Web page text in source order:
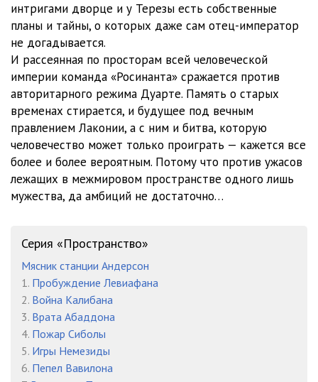
Гнев Тиамат - 21 Глава 20. Тереза 18:24
Гнев Тиамат - 22 Глава 21. Элви 21:19
Гнев Тиамат - 23 Глава 22. Тереза
Гнев Тиамат - 24 Глава 23. Наоми 20:52
Гнев Тиамат - 25 Глава 24. Бобби
Гнев Тиамат - 26 Интерлюдия. Танцующий медведь 19:19
Гнев Тиамат - 27 Глава 25. Наоми 20:28
Гнев Тиамат - 28 Глава 26. Элви
Гнев Тиамат - 30 Глава 28. Наоми
Гнев Тиамат - 31 Глава 29. Элви
Гнев Тиамат - 32 Глава 30. Бобби
Гнев Тиамат - 33 Глава 31. Тереза
Гнев Тиамат - 34 Глава 32. Бобби
интригами дворце и у Терезы есть собственные
планы и тайны, о которых даже сам отец-император
не догадывается.
И рассеянная по просторам всей человеческой
империи команда «Росинанта» сражается против
авторитарного режима Дуарте. Память о старых
временах стирается, и будущее под вечным
правлением Лаконии, а с ним и битва, которую
человечество может только проиграть — кажется все
более и более вероятным. Потому что против ужасов
лежащих в межмировом пространстве одного лишь
мужества, да амбиций не достаточно…
Серия «Пространство»
Мясник станции Андерсон
1. Пробуждение Левиафана
2. Война Калибана
3. Врата Абаддона
4. Пожар Сиболы
5. Игры Немезиды
6. Пепел Вавилона